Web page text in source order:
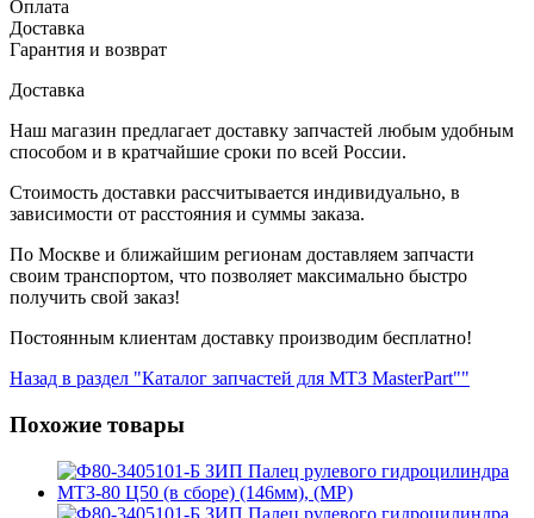
Оплата
Доставка
Гарантия и возврат
Доставка
Наш магазин предлагает доставку запчастей любым удобным
способом и в кратчайшие сроки по всей России.
Стоимость доставки рассчитывается индивидуально, в
зависимости от расстояния и суммы заказа.
По Москве и ближайшим регионам доставляем запчасти
своим транспортом, что позволяет максимально быстро
получить свой заказ!
Постоянным клиентам доставку производим бесплатно!
Назад в раздел "Каталог запчастей для МТЗ MasterPart""
Похожие товары